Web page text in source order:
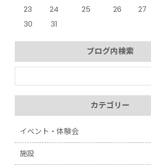
23
24 25 26 27
30
31
ブログ内検索
カテゴリー
イベント・体験会
施設